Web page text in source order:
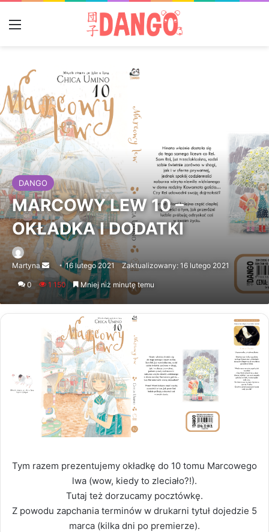
DANGO
MARCOWY LEW 10 –
OKŁADKA I DODATKI
Martyna
Send
an
email
16 lutego 2021 Zaktualizowany: 16 lutego 2021
0 1 150 Mniej niż minutę temu
Tym razem prezentujemy okładkę do 10 tomu Marcowego
lwa (wow, kiedy to zleciało?!).
Tutaj też dorzucamy pocztówkę.
Z powodu zapchania terminów w drukarni tytuł dojedzie 5
marca (kilka dni po premierze).